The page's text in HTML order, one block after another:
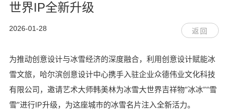
世界IP全新升级
2026-01-28 返回
为推动创意设计与冰雪经济的深度融合，利用创意设计赋能冰
雪文旅，哈尔滨创意设计中心携手入驻企业众德伟业文化科技
有限公司，邀请艺术大师韩美林为冰雪大世界吉祥物“冰冰”“雪
雪”进行IP升级，为这座城市的冰雪名片注入全新活力。